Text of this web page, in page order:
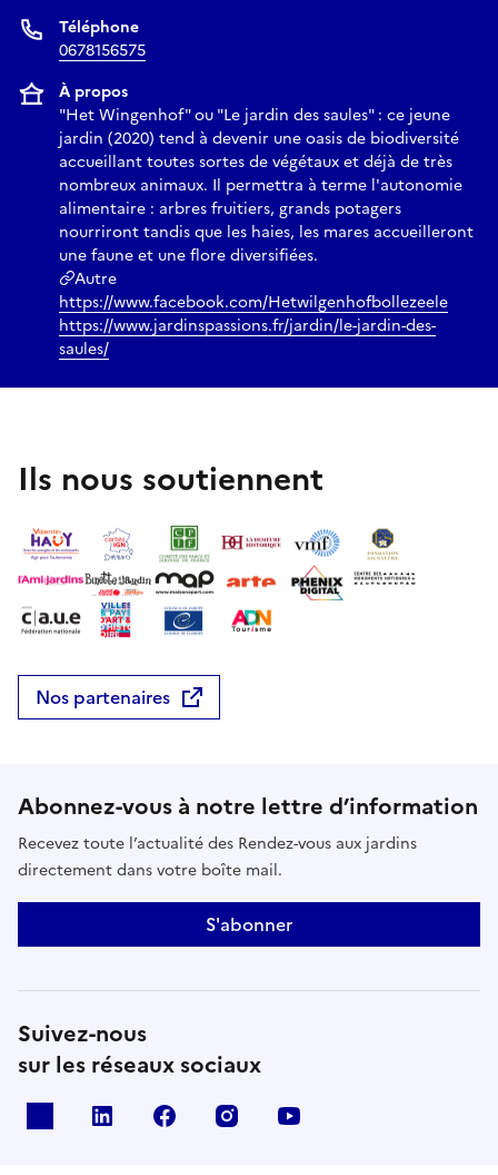
Téléphone
0678156575
À propos
"Het Wingenhof" ou "Le jardin des saules" : ce jeune
jardin (2020) tend à devenir une oasis de biodiversité
accueillant toutes sortes de végétaux et déjà de très
nombreux animaux. Il permettra à terme l'autonomie
alimentaire : arbres fruitiers, grands potagers
nourriront tandis que les haies, les mares accueilleront
une faune et une flore diversifiées.
Autre
https://www.facebook.com/Hetwilgenhofbollezeele
https://www.jardinspassions.fr/jardin/le-jardin-des-
saules/
Ils nous soutiennent
Nos partenaires
Abonnez-vous à notre lettre d’information
Recevez toute l’actualité des Rendez-vous aux jardins
directement dans votre boîte mail.
S'abonner
Suivez-nous
sur les réseaux sociaux
Linkedin Facebook Instagram